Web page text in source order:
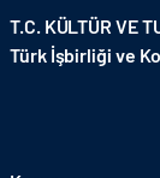
T.C. KÜLTÜR VE
Türk İşbirliği ve